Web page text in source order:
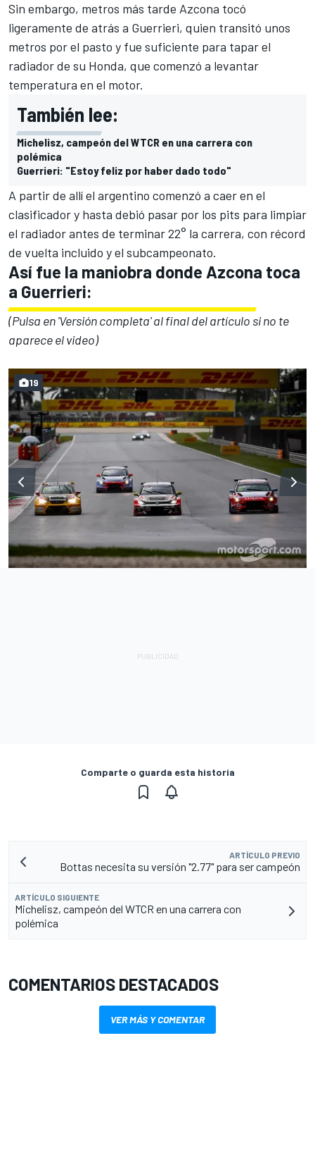
Sin embargo, metros más tarde Azcona tocó
ligeramente de atrás a Guerrieri, quien transitó unos
metros por el pasto y fue suficiente para tapar el
radiador de su Honda, que comenzó a levantar
temperatura en el motor.
También lee:
Michelisz, campeón del WTCR en una carrera con
polémica
Guerrieri: "Estoy feliz por haber dado todo"
A partir de allí el argentino comenzó a caer en el
clasificador y hasta debió pasar por los pits para limpiar
el radiador antes de terminar 22° la carrera, con récord
de vuelta incluido y el subcampeonato.
Así fue la maniobra donde Azcona toca
a Guerrieri:
(Pulsa en 'Versión completa' al final del artículo si no te
aparece el video)
19
Comparte o guarda esta historia
ARTÍCULO PREVIO
Bottas necesita su versión "2.77" para ser campeón
ARTÍCULO SIGUIENTE
Michelisz, campeón del WTCR en una carrera con
polémica
COMENTARIOS DESTACADOS
VER MÁS Y COMENTAR